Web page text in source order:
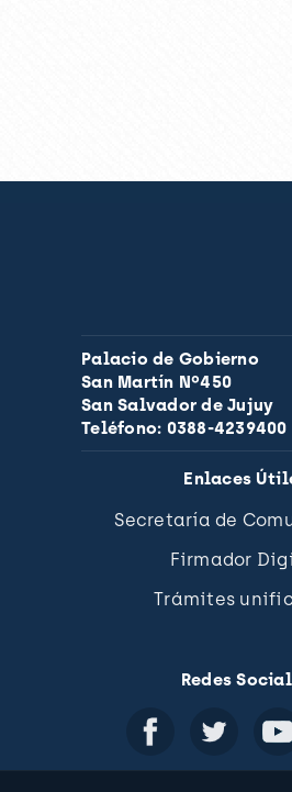
Palacio de Gobierno
San Martín Nº450
San Salvador de Jujuy
Teléfono: 0388-4239400
Enlaces
Secretaría de
Firmador
Trámites
Redes